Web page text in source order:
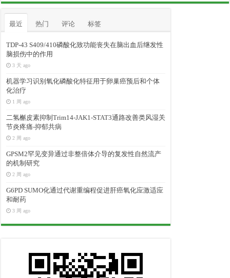
最近 热门 评论 标签
TDP-43 S409/410磷酸化致功能丧失在脑出血后继发性
脑损伤中的作用
3 天 ago
机器学习识别氧化磷酸化特征用于卵巢癌预后和个体
化治疗
1 周 ago
二氢槲皮素抑制Trim14-JAK1-STAT3通路改善类风湿关
节炎疼痛-抑郁共病
2 周 ago
GPSM2罕见变异通过非整倍体介导的复发性自然流产
的机制研究
2 周 ago
G6PD SUMO化通过代谢重编程促进肝癌氧化应激适应
和耐药
3 周 ago